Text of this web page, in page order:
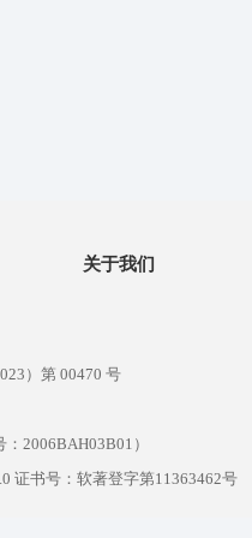
关于我们
）第 00470 号
2006BAH03B01）
证书号：软著登字第11363462号